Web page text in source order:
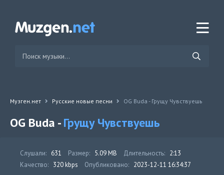
Музген.нет Русские новые песни OG Buda - Грущу Чувствуешь
OG Buda -Грущу Чувствуешь
Слушали: 631 Размер: 5.09 MB Длительность: 2:13
Качество: 320 kbps Опубликовано: 2023-12-11 16:34:37